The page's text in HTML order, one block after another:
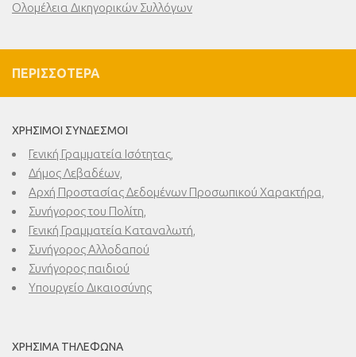
Ολομέλεια Δικηγορικών Συλλόγων
ΠΕΡΙΣΣΌΤΕΡΑ
ΧΡΉΣΙΜΟΙ ΣΎΝΔΕΣΜΟΙ
Γενική Γραμματεία Ισότητας,
Δήμος Λεβαδέων,
Αρχή Προστασίας Δεδομένων Προσωπικού Χαρακτήρα,
Συνήγορος του Πολίτη,
Γενική Γραμματεία Καταναλωτή,
Συνήγορος Αλλοδαπού
Συνήγορος παιδιού
Υπουργείο Δικαιοσύνης
ΧΡΉΣΙΜΑ ΤΗΛΈΦΩΝΑ